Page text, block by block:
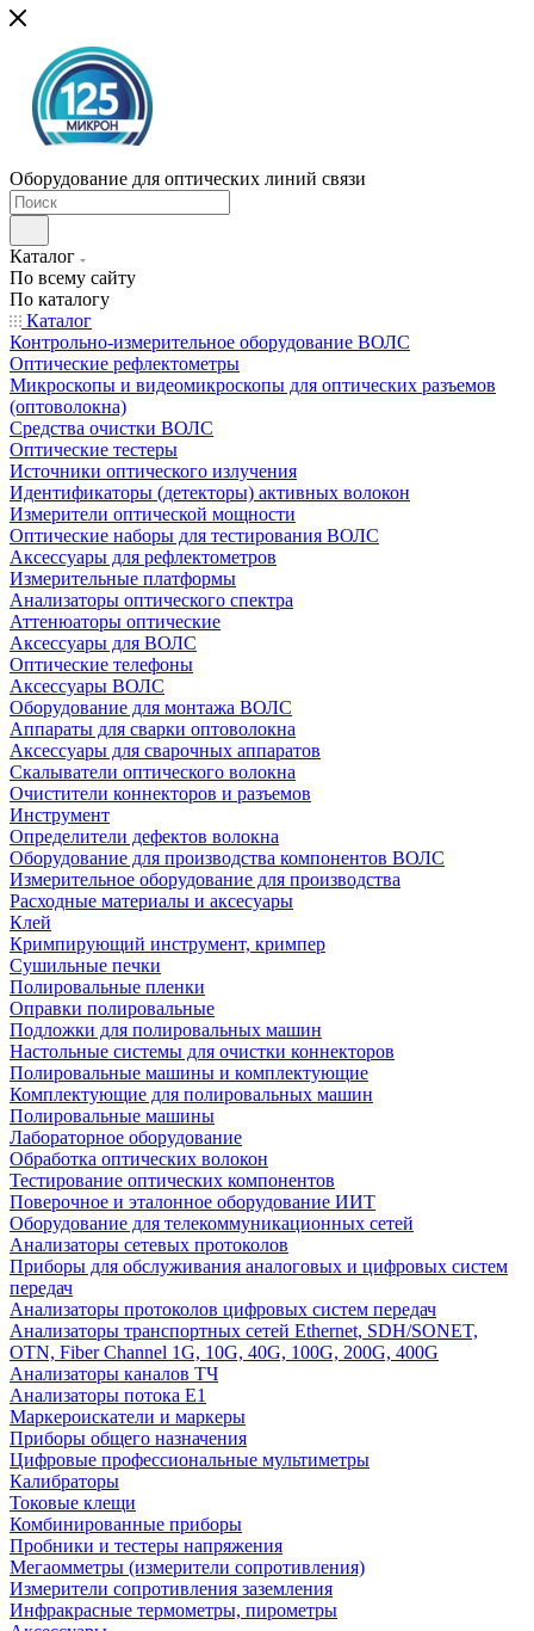
Оборудование для оптических линий связи
Каталог
По всему сайту
По каталогу
Каталог
Контрольно-измерительное оборудование ВОЛС
Оптические рефлектометры
Микроскопы и видеомикроскопы для оптических разъемов
(оптоволокна)
Средства очистки ВОЛС
Оптические тестеры
Источники оптического излучения
Идентификаторы (детекторы) активных волокон
Измерители оптической мощности
Оптические наборы для тестирования ВОЛС
Аксессуары для рефлектометров
Измерительные платформы
Анализаторы оптического спектра
Аттенюаторы оптические
Аксессуары для ВОЛС
Оптические телефоны
Аксессуары ВОЛС
Оборудование для монтажа ВОЛС
Аппараты для сварки оптоволокна
Аксессуары для сварочных аппаратов
Скалыватели оптического волокна
Очистители коннекторов и разъемов
Инструмент
Определители дефектов волокна
Оборудование для производства компонентов ВОЛС
Измерительное оборудование для производства
Расходные материалы и аксесуары
Клей
Кримпирующий инструмент, кримпер
Сушильные печки
Полировальные пленки
Оправки полировальные
Подложки для полировальных машин
Настольные системы для очистки коннекторов
Полировальные машины и комплектующие
Комплектующие для полировальных машин
Полировальные машины
Лабораторное оборудование
Обработка оптических волокон
Тестирование оптических компонентов
Поверочное и эталонное оборудование ИИТ
Оборудование для телекоммуникационных сетей
Анализаторы сетевых протоколов
Приборы для обслуживания аналоговых и цифровых систем
передач
Анализаторы протоколов цифровых систем передач
Анализаторы транспортных сетей Ethernet, SDH/SONET,
OTN, Fiber Channel 1G, 10G, 40G, 100G, 200G, 400G
Анализаторы каналов ТЧ
Анализаторы потока Е1
Маркероискатели и маркеры
Приборы общего назначения
Цифровые профессиональные мультиметры
Калибраторы
Токовые клещи
Комбинированные приборы
Пробники и тестеры напряжения
Мегаомметры (измерители сопротивления)
Измерители сопротивления заземления
Инфракрасные термометры, пирометры